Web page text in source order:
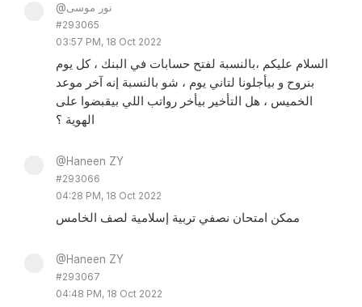
@نور موسى
#293065
03:57 PM, 18 Oct 2022
السلام عليكم ،بالنسبة لفتح حسابات في البنك ، كل يوم
بنروح و بيأجلونا لتاني يوم ، شو بالنسبة إنه آخر موعد
الخميس ، هل التأخير بيأخر رواتب اللي بيقبضوا على
الهوية ؟
@Haneen ZY
#293066
04:28 PM, 18 Oct 2022
ممكن امتحان نصفي تربية إسلامية لصف الخامس
@Haneen ZY
#293067
04:48 PM, 18 Oct 2022